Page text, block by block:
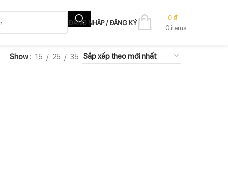
ĐĂNG NHẬP / ĐĂNG KÝ
0 items
0₫
Show 15 25 35